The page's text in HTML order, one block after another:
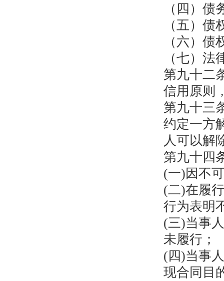
（四）
（五）
（六）
（七）
第九十二
信用原则
第九十三
约定一方
人可以解
第九十四
(一)因不
(二)在履
行为表明
(三)当事
未履行；
(四)当事
现合同目